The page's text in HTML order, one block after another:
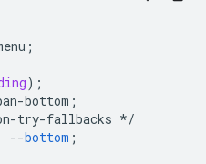
;
);
bottom ;
try-fallbacks */
--bottom ;